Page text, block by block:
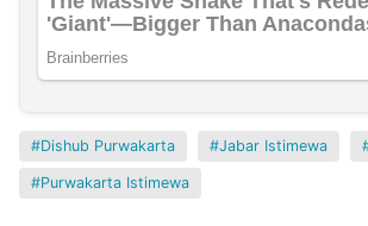
Dishub Purwakarta Jabar Istimewa
Purwakarta Istimewa